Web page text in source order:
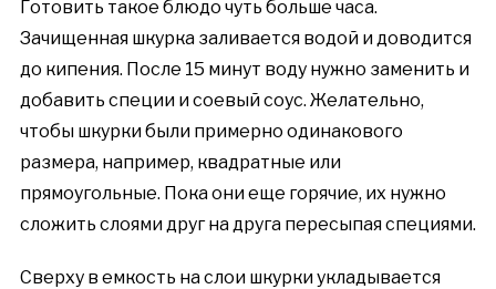
Готовить такое блюдо чуть больше часа.
Зачищенная шкурка заливается водой и доводится
до кипения. После 15 минут воду нужно заменить и
добавить специи и соевый соус. Желательно,
чтобы шкурки были примерно одинакового
размера, например, квадратные или
прямоугольные. Пока они еще горячие, их нужно
сложить слоями друг на друга пересыпая специями.
Сверху в емкость на слои шкурки укладывается